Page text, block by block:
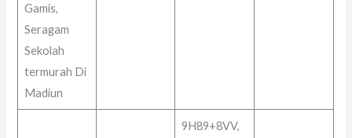
Gamis,
Seragam
Sekolah
termurah Di
Madiun
9H89+8VV,